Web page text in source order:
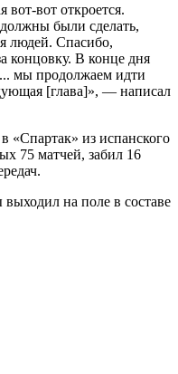
вот-вот откроется.
были сделать,
людей. Спасибо,
концовку. В конце дня
мы продолжаем идти
[глава]», — написал
«Спартак» из испанского
75 матчей, забил 16
на поле в составе